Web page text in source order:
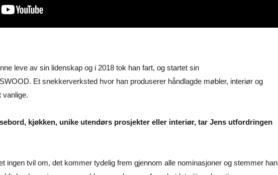
leve av sin lidenskap og i 2018 tok han fart, og startet sin
Et snekkerverksted hvor han produserer håndlagde møbler, interiør og
vanlige.
kjøkken, unike utendørs prosjekter eller interiør, tar Jens utfordringen
ingen tvil om, det kommer tydelig frem gjennom alle nominasjoner og stemmer han